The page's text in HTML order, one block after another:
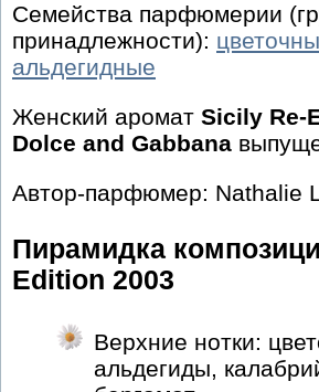
Семейства парфюмерии
принадлежности):
альдегидные
Женский аромат Sicily Re-
Dolce and Gabbana
Автор-парфюмер: Nathalie
Пирамидка
Edition 2003
Верхние нотки:
альдегиды,